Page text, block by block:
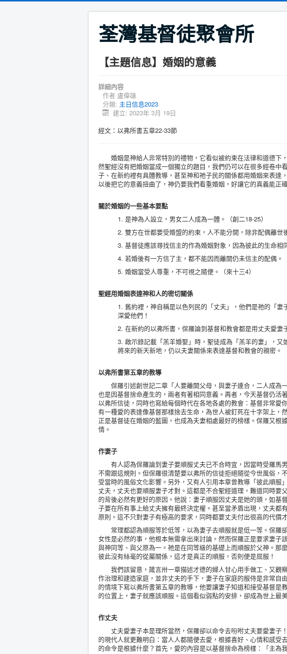
荃灣基督徒聚會所
【主題信息】婚姻的意義
詳細內容
作者 盧偉雄
分類: 主日信息2023
建立: 2023年 3月 19日
經文：以弗所書五章22-33節
婚姻是神給人非常特別的禮物，它看似被約束在法律和道德下
然聖經沒有把婚姻當成一個獨立的題目，我們仍可以在很多經卷中
子、在新約裡有具體教導，甚至神和祂子民的關係都用婚姻來表達
以後把它的意義扭曲了，神仍要我們看重婚姻，好讓它的真義能正
關於婚姻的一些基本要點
1. 是神為人設立，男女二人成為一體。（創二18-25）
2. 雙方在世都要受婚盟的約束，人不能分開，除非配偶離世
3. 基督徒應該尋找信主的作為婚姻對象，因為彼此的生命相
4. 若婚後有一方信了主，都不能因而離開仍未信主的配偶。
5. 婚姻當受人尊重，不可視之隨便。（來十三4）
聖經用婚姻表達神和人的密切關係
1. 舊約裡，神自稱是以色列民的「丈夫」，他們是祂的「
深愛他們！
2. 在新約的以弗所書，保羅論到基督和教會都是用丈夫愛妻
3. 啟示錄記載「羔羊婚娶」時，聖徒成為「羔羊的妻」，
將來的新天新地，仍以夫妻關係來表達基督和教會的親密。
以弗所書第五章的教導
保羅引述創世記二章「人要離開父母，與妻子連合，二人成為
也是因基督捨命產生的，兩者有著相同意義。再者，今天基督仍活
以弗所信徒，同時也寫給每個時代在各地各處的教會：基督非常愛
有一種愛的表達像基督那樣捨去生命，為世人被釘死在十字架上，
正是基督徒在婚姻的藍圖，也成為夫妻相處最好的榜樣。保羅又
情。
作妻子
有人認為保羅論到妻子要順服丈夫已不合時宜，因當時受羅馬
不需跟這規則。但保羅很清楚要以弗所的信徒拒絕隨從今世風俗，
受當時的風俗文化影響。另外，又有人引用本章曾教導「彼此順服
丈夫，丈夫也要順服妻子才對。這都是不合聖經道理，難道同時要
的背後必然有更好的原因。他說：妻子順服因丈夫是她的頭，如
子要在所有事上給丈夫擁有最終決定權。甚至當矛盾出現，丈夫都
原則。這不只對妻子有極高的要求，同時都要丈夫付出很高的代價
常理都認為順服等於低等，以為妻子去順服就是低一等。保羅
女性是必然的事，他根本無需拿出來討論。然而保羅正是要求妻子
與神同等、與父原為一。祂是在同等級的基礎上而順服於父神。那
彼此沒有絲毫的從屬關係，這才是真正的順服，否則便是屈服！
我們該留意，箴言卅一章描述才德的婦人甘心用手做工、又觀
作治理和建造家庭，並非丈夫的手下，妻子在家庭的服侍是非常自
的情境下寫以弗所書第五章的教導，他要讓妻子知道和接受基督
的位置上，妻子就應該順服。這個看似弱點的安排，卻成為世上最
作丈夫
丈夫愛妻子本是理所當然，保羅卻以命令去吩咐丈夫要愛妻子
的現代人就更難明白：當人人都隨便去愛，根據喜好、心情和感受
的命令是根據什麼？首先，愛的內容是以基督捨命為榜樣：「主為